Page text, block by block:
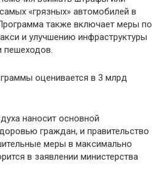
«грязных» автомобилей в
также включает меры по
и улучшению инфраструктуры
пешеходов.
оценивается в 3 млрд
наносит основной
граждан, и правительство
меры в максимально
в заявлении министерства